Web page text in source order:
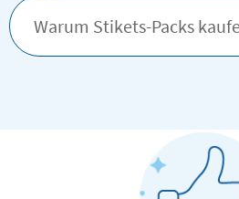
Warum Stikets-Packs